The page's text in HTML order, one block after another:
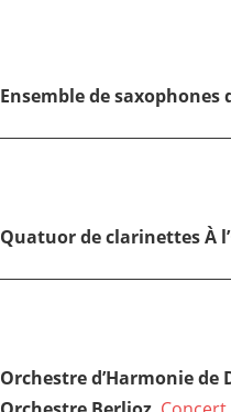
Ensemble de saxophones
Quatuor de clarinettes À
Orchestre d’Harmonie de